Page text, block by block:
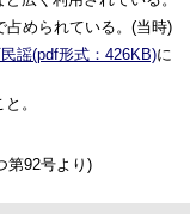
占められている。(当時)
謡(pdf形式：426KB)に
。
第92号より)